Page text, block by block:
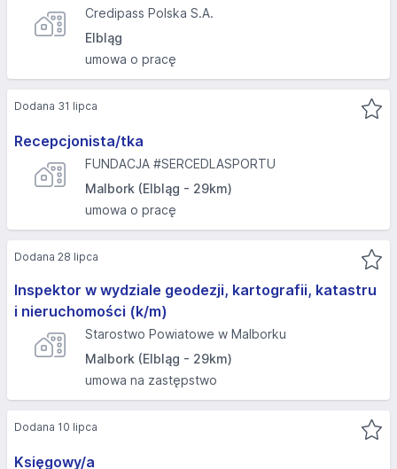
Credipass Polska S.A.
Elbląg
umowa o pracę
Recepcjonista/tka
FUNDACJA #SERCEDLASPORTU
Malbork (Elbląg - 29km)
umowa o pracę
Dodana 31 lipca
Inspektor w wydziale geodezji, kartografii, katastru
i nieruchomości (k/m)
Starostwo Powiatowe w Malborku
Malbork (Elbląg - 29km)
umowa na zastępstwo
Dodana 28 lipca
Księgowy/a
Dodana 10 lipca